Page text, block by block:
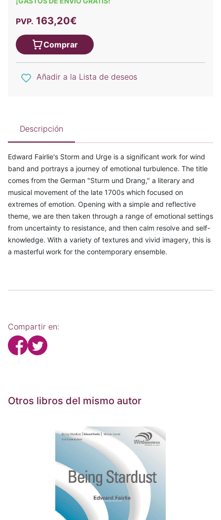
PVP. 163,20€
Comprar
Añadir a la Lista de deseos
Descripción
Edward Fairlie's Storm and Urge is a significant work for wind
band and portrays a journey of emotional turbulence. The title
comes from the German "Sturm und Drang," a literary and
musical movement of the late 1700s which focused on
extremes of emotion. Opening with a simple and reflective
theme, we are then taken through a range of emotional settings
from uncertainty to resistance, and then calm resolve and self-
knowledge. With a variety of textures and vivid imagery, this is
a masterful work for the contemporary ensemble.
Compartir en:
Otros libros del mismo autor